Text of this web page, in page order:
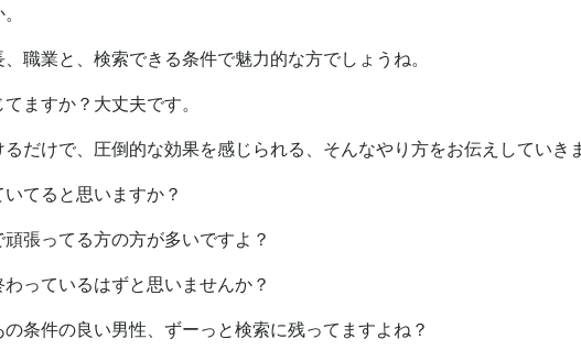
職業と、検索できる条件で魅力的な方でしょうね。
ますか？大丈夫です。
だけで、圧倒的な効果を感じられる、そんなやり方をお伝えしていき
てると思いますか？
張ってる方の方が多いですよ？
っているはずと思いませんか？
条件の良い男性、ずーっと検索に残ってますよね？